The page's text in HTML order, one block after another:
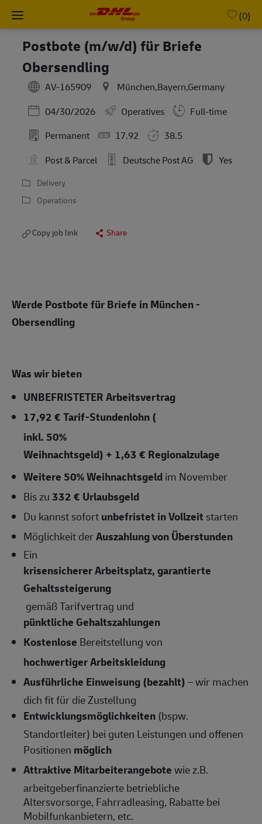
Skip to main content
(0)
Postbote (m/w/d) für Briefe
Obersendling
AV-165909
München,Bayern,Germany
Posted Date
04/30/2026 Operatives
Full-time
Permanent
17.92
38.5
Post & Parcel
Deutsche Post AG Yes
Delivery
Operations
Copy job link Share
Werde Postbote für Briefe in München -
Obersendling
Was wir bieten
UNBEFRISTETERArbeitsvertrag
17,92 € Tarif-Stundenlohn (
inkl. 50%
Weihnachtsgeld) + 1,63 € Regionalzulage
Weitere 50% Weihnachtsgeldim November
Bis zu332 € Urlaubsgeld
Du kannst sofortunbefristet in Vollzeit starten
Möglichkeit derAuszahlung von Überstunden
Ein
krisensicherer Arbeitsplatz, garantierte
Gehaltssteigerung
gemäß Tarifvertrag und
pünktliche Gehaltszahlungen
Kostenlose Bereitstellung von
hochwertiger Arbeitskleidung
Ausführliche Einweisung (bezahlt)– wir machen
dich fit für die Zustellung
Entwicklungsmöglichkeiten (bspw.
Standortleiter) bei guten Leistungen und offenen
Positionen möglich
Attraktive Mitarbeiterangebotewie z.B.
arbeitgeberfinanzierte betriebliche
Altersvorsorge, Fahrradleasing, Rabatte bei
Mobilfunkanbietern, etc.